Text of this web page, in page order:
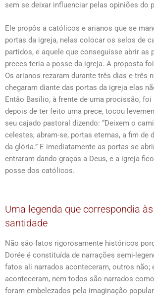
sem se deixar influenciar pelas opiniões do
Ele propôs a católicos e arianos que se
portas da igreja, nelas colocar os selos de
partidos, e aquele que conseguisse abrir as
preces teria a posse da igreja. A proposta
Os arianos rezaram durante três dias e três
chegaram diante das portas da igreja elas
Então Basílio, à frente de uma procissão, foi
depois de ter feito uma prece, tocou
seu cajado pastoral dizendo: “Deixem o
celestes, abram-se, portas eternas, a fim de
da glória.” E imediatamente as portas se
entraram dando graças a Deus, e a igreja
posse dos católicos.
Uma legenda que correspondia
santidade
Não são fatos rigorosamente históricos
Dorée é constituída de narrações semi-
fatos ali narrados aconteceram, outros não;
aconteceram, nem todos são narrados
foram embelezados pela imaginação